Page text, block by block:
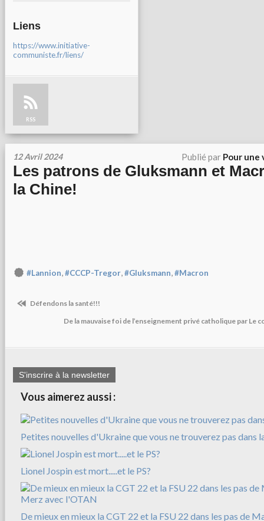
Liens
https://www.initiative-
communiste.fr/liens/
RSS
12 Avril 2024 Publié par Pour une
Les patrons de Gluksmann et
la Chine!
#Lannion,#CCCP-Tregor,#Gluksmann,#Macron
Défendons la santé!!!
De la mauvaise foi de l’enseignement privé catholique par Le
S'inscrire à la newsletter
Vous aimerez aussi :
Petites nouvelles d'Ukraine que vous ne trouverez pas dans
Lionel Jospin est mort.....et le PS?
De mieux en mieux la CGT 22 et la FSU 22 dans les pas de